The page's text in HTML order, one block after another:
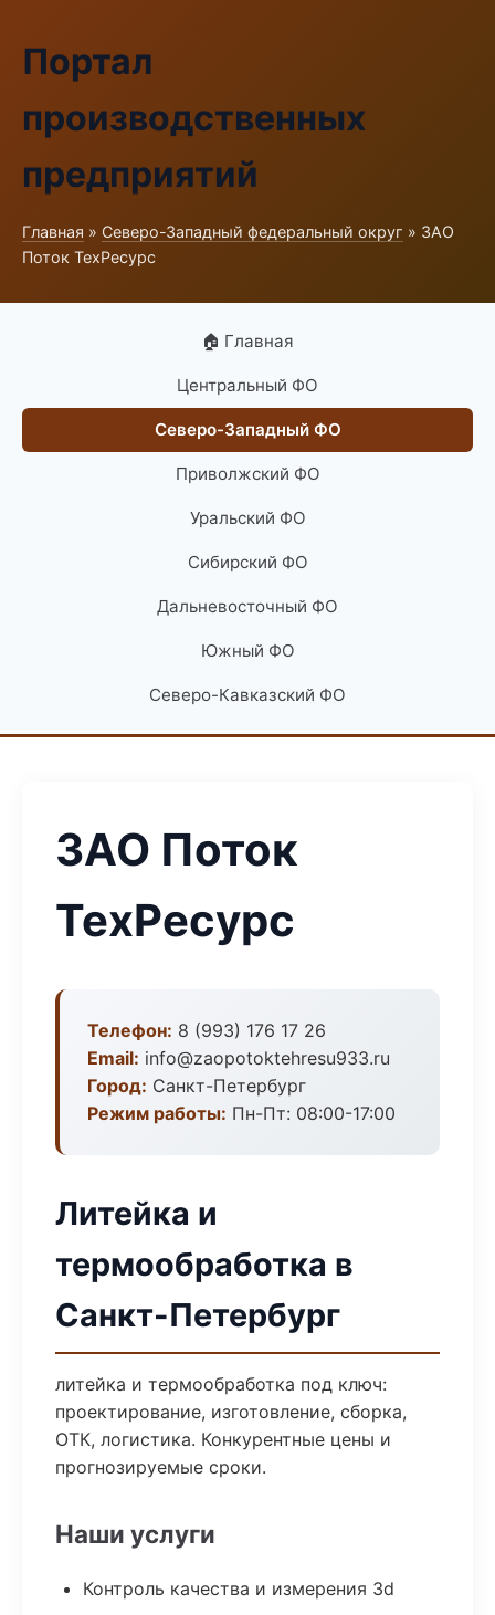
Портал
производственных
предприятий
Главная » Северо-Западный федеральный округ » ЗАО
Поток ТехРесурс
🏠 Главная
Центральный ФО
Северо-Западный ФО
Приволжский ФО
Уральский ФО
Сибирский ФО
Дальневосточный ФО
Южный ФО
Северо-Кавказский ФО
ЗАО Поток
ТехРесурс
Телефон: 8 (993) 176 17 26
Email: info@zaopotoktehresu933.ru
Город: Санкт-Петербург
Режим работы: Пн-Пт: 08:00-17:00
Литейка и
термообработка в
Санкт-Петербург
литейка и термообработка под ключ:
проектирование, изготовление, сборка,
ОТК, логистика. Конкурентные цены и
прогнозируемые сроки.
Наши услуги
Контроль качества и измерения 3d